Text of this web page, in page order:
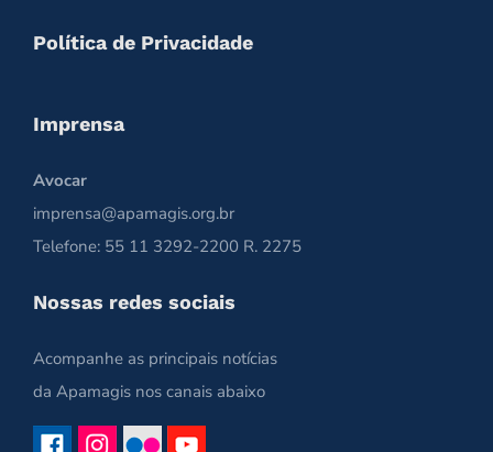
Política de Privacidade
Imprensa
Avocar
imprensa@apamagis.org.br
Telefone: 55 11 3292-2200 R. 2275
Nossas redes sociais
Acompanhe as principais notícias
da Apamagis nos canais abaixo